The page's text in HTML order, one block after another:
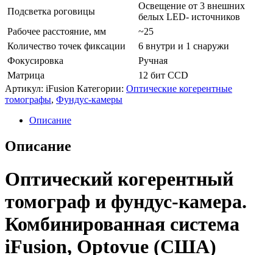
Подсветка роговицы
Освещение от 3 внешних
белых LED- источников
Рабочее расстояние, мм
~25
Количество точек фиксации
6 внутри и 1 снаружи
Фокусировка
Ручная
Матрица
12 бит CCD
Артикул: iFusion Категории: Оптические когерентные
томографы, Фундус‑камеры
Описание
Описание
Оптический когерентный
томограф и фундус-камера.
Комбинированная система
iFusion, Optovue (США)